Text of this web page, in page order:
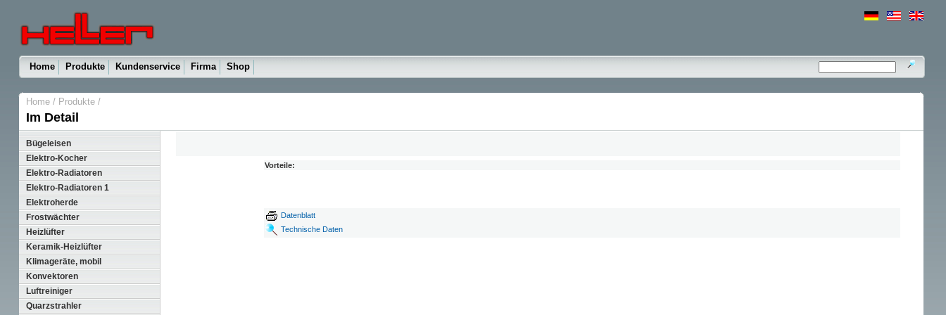
Home Produkte Kundenservice Firma Shop
Home / Produkte /
Im Detail
Bügeleisen
Elektro-Kocher
Elektro-Radiatoren
Elektro-Radiatoren 1
Elektroherde
Frostwächter
Heizlüfter
Keramik-Heizlüfter
Klimageräte, mobil
Konvektoren
Luftreiniger
Quarzstrahler
Vorteile:
Datenblatt
Technische Daten